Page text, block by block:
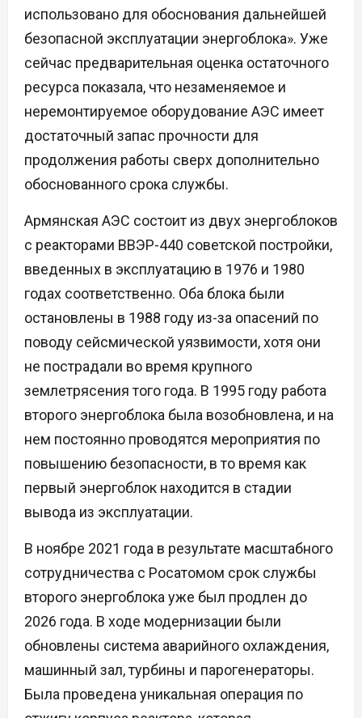
использовано для обоснования дальнейшей
безопасной эксплуатации энергоблока». Уже
сейчас предварительная оценка остаточного
ресурса показала, что незаменяемое и
неремонтируемое оборудование АЭС имеет
достаточный запас прочности для
продолжения работы сверх дополнительно
обоснованного срока службы.
Армянская АЭС состоит из двух энергоблоков
с реакторами ВВЭР-440 советской постройки,
введенных в эксплуатацию в 1976 и 1980
годах соответственно. Оба блока были
остановлены в 1988 году из-за опасений по
поводу сейсмической уязвимости, хотя они
не пострадали во время крупного
землетрясения того года. В 1995 году работа
второго энергоблока была возобновлена, и на
нем постоянно проводятся мероприятия по
повышению безопасности, в то время как
первый энергоблок находится в стадии
вывода из эксплуатации.
В ноябре 2021 года в результате масштабного
сотрудничества с Росатомом срок службы
второго энергоблока уже был продлен до
2026 года. В ходе модернизации были
обновлены система аварийного охлаждения,
машинный зал, турбины и парогенераторы.
Была проведена уникальная операция по